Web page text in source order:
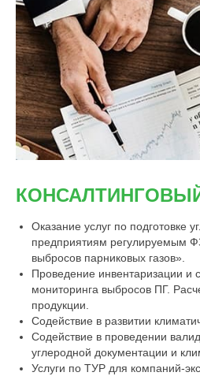
Оказание услуг по подготовке
предприятиям регулируемым
выбросов парниковых газов».
Проведение инвентаризации и
мониторинга выбросов ПГ.
продукции.
Содействие в развитии
Содействие в проведении
углеродной документации и
Услуги по ТУР для компаний-